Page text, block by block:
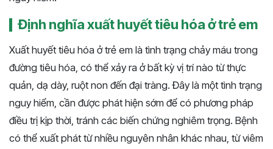
Định nghĩa xuất huyết tiêu hóa ở trẻ em
Xuất huyết tiêu hóa ở trẻ em là tình trạng chảy máu trong
đường tiêu hóa, có thể xảy ra ở bất kỳ vị trí nào từ thực
quản, dạ dày, ruột non đến đại tràng. Đây là một tình trạng
nguy hiểm, cần được phát hiện sớm để có phương pháp
điều trị kịp thời, tránh các biến chứng nghiêm trọng. Bệnh
có thể xuất phát từ nhiều nguyên nhân khác nhau, từ viêm